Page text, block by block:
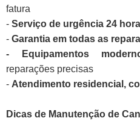
fatura
- Serviço de urgência 24
- Garantia em todas as
- Equipamentos
reparações precisas
- Atendimento residencial,
Dicas de Manutenção de